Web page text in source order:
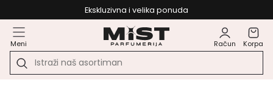
Ekskluzivna i velika ponuda
Meni Račun Korpa